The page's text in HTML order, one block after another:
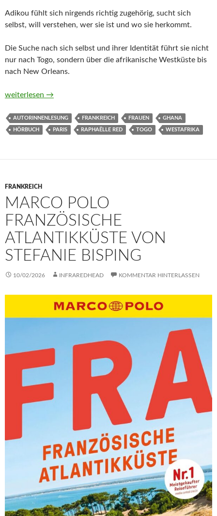
Adikou fühlt sich nirgends richtig zugehörig, sucht sich
selbst, will verstehen, wer sie ist und wo sie herkommt.
Die Suche nach sich selbst und ihrer Identität führt sie nicht
nur nach Togo, sondern über die afrikanische Westküste bis
nach New Orleans.
Adikou von Raphaëlle Red (Hörbuch)
weiterlesen →
AUTORINNENLESUNG FRANKREICH FRAUEN GHANA
HÖRBUCH PARIS RAPHAËLLE RED TOGO WESTAFRIKA
FRANKREICH
MARCO POLO
FRANZÖSISCHE
ATLANTIKKÜSTE VON
STEFANIE BISPING
10/02/2026 INFRAREDHEAD KOMMENTAR HINTERLASSEN